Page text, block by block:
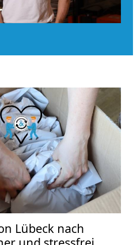
Lübeck nach